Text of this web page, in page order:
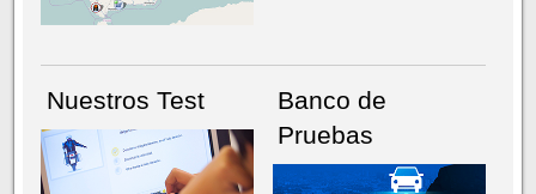
Nuestros Test
Banco de
Pruebas